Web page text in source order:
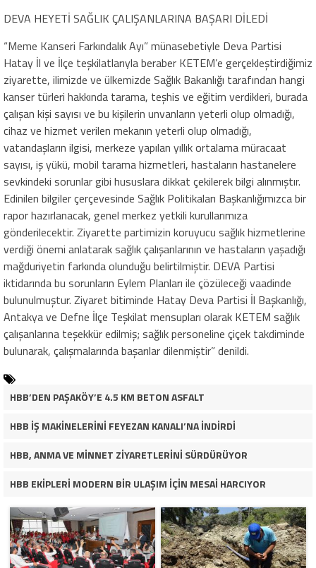
DEVA HEYETİ SAĞLIK ÇALIŞANLARINA BAŞARI DİLEDİ
“Meme Kanseri Farkındalık Ayı” münasebetiyle Deva Partisi
Hatay İl ve İlçe teşkilatlarıyla beraber KETEM’e gerçekleştirdiğimiz
ziyarette, ilimizde ve ülkemizde Sağlık Bakanlığı tarafından hangi
kanser türleri hakkında tarama, teşhis ve eğitim verdikleri, burada
çalışan kişi sayısı ve bu kişilerin unvanların yeterli olup olmadığı,
cihaz ve hizmet verilen mekanın yeterli olup olmadığı,
vatandaşların ilgisi, merkeze yapılan yıllık ortalama müracaat
sayısı, iş yükü, mobil tarama hizmetleri, hastaların hastanelere
sevkindeki sorunlar gibi hususlara dikkat çekilerek bilgi alınmıştır.
Edinilen bilgiler çerçevesinde Sağlık Politikaları Başkanlığımızca bir
rapor hazırlanacak, genel merkez yetkili kurullarımıza
gönderilecektir. Ziyarette partimizin koruyucu sağlık hizmetlerine
verdiği önemi anlatarak sağlık çalışanlarının ve hastaların yaşadığı
mağduriyetin farkında olunduğu belirtilmiştir. DEVA Partisi
iktidarında bu sorunların Eylem Planları ile çözüleceği vaadinde
bulunulmuştur. Ziyaret bitiminde Hatay Deva Partisi İl Başkanlığı,
Antakya ve Defne İlçe Teşkilat mensupları olarak KETEM sağlık
çalışanlarına teşekkür edilmiş; sağlık personeline çiçek takdiminde
bulunarak, çalışmalarında başarılar dilenmiştir” denildi.
HBB’DEN PAŞAKÖY’E 4.5 KM BETON ASFALT
HBB İŞ MAKİNELERİNİ FEYEZAN KANALI’NA İNDİRDİ
HBB, ANMA VE MİNNET ZİYARETLERİNİ SÜRDÜRÜYOR
HBB EKİPLERİ MODERN BİR ULAŞIM İÇİN MESAİ HARCIYOR